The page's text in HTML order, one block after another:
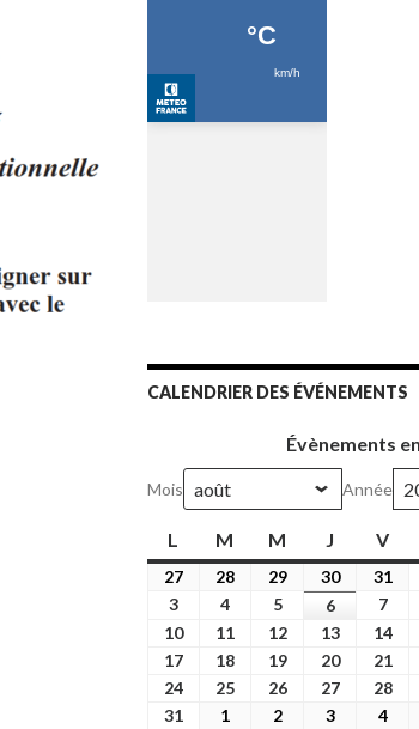
CALENDRIER DES ÉVÉNEMENTS
Évènements
Mois Année
L lundiM mardi
M mercredi
J jeudiV
27
juillet
2026
28
juillet
2026
2929
juillet
2026
3030
juillet
2026
3131
3
août
2026
4
août
2026
55
août
2026
66
août
2026
77
août
2026
1010
août
2026
11
août
2026
1212
août
2026
1313
août
2026
1414
17
août
18
août
1919
août
2020
août
2121
24 25 2626
2727
2828
31 1 22
33
44